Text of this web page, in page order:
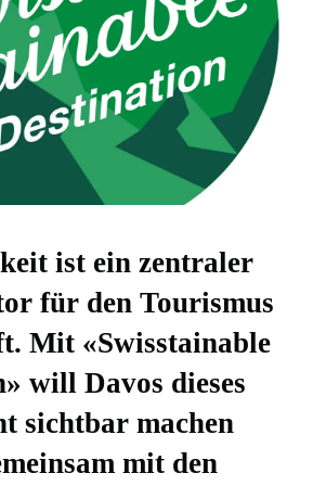
ist ein zentraler
für den Tourismus
Mit «Swisstainable
will Davos dieses
sichtbar machen
mit den